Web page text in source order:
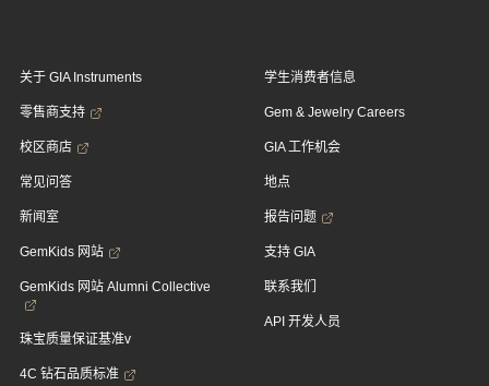
关于 GIA Instruments
零售商支持
校区商店
常见问答
新闻室
GemKids 网站
GemKids 网站 Alumni Collective
珠宝质量保证基准v
4C 钻石品质标准
学生消费者信息
Gem & Jewelry Careers
GIA 工作机会
地点
报告问题
支持 GIA
联系我们
API 开发人员